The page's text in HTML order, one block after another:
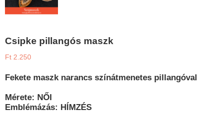
Csipke pillangós maszk
Ft 2.250
Fekete maszk narancs színátmenetes pillangóval
Mérete: NŐI
Emblémázás: HÍMZÉS